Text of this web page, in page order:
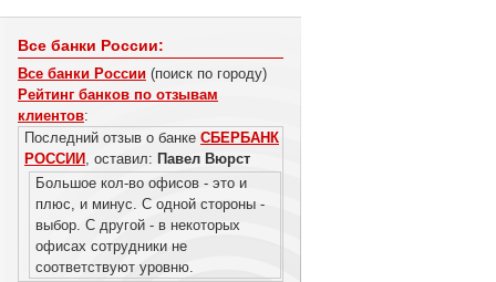
Все банки России:
Все банки России (поиск по городу)
Рейтинг банков по отзывам
клиентов:
Последний отзыв о банке СБЕРБАНК
РОССИИ , оставил: Павел Вюрст
Большое кол-во офисов - это и
плюс, и минус. С одной стороны -
выбор. С другой - в некоторых
офисах сотрудники не
соответствуют уровню.